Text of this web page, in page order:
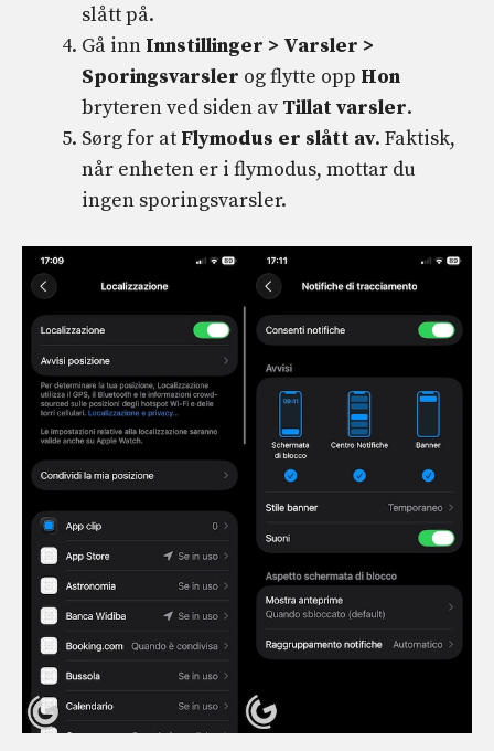
slått på.
Gå inn Innstillinger > Varsler >
Sporingsvarsler og flytte opp Hon
bryteren ved siden av Tillat varsler.
Sørg for at Flymodus er slått av. Faktisk,
når enheten er i flymodus, mottar du
ingen sporingsvarsler.